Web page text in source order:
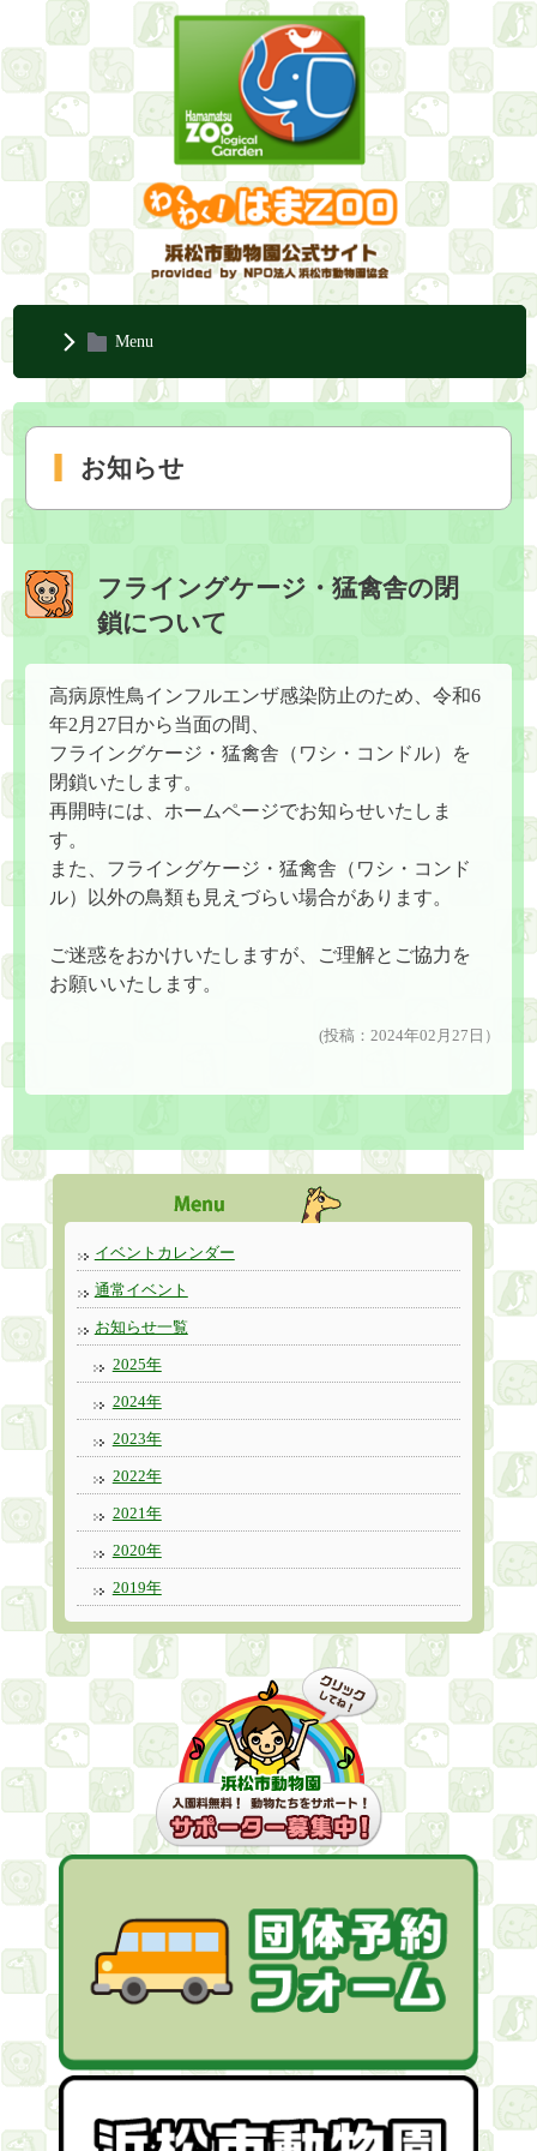
Menu
お知らせ
フライングケージ・猛禽舎の閉
鎖について
高病原性鳥インフルエンザ感染防止のため、令和6
年2月27日から当面の間、
フライングケージ・猛禽舎（ワシ・コンドル）を
閉鎖いたします。
再開時には、ホームページでお知らせいたしま
す。
また、フライングケージ・猛禽舎（ワシ・コンド
ル）以外の鳥類も見えづらい場合があります。
ご迷惑をおかけいたしますが、ご理解とご協力を
お願いいたします。
(投稿：2024年02月27日）
イベントカレンダー
通常イベント
お知らせ一覧
2025年
2024年
2023年
2022年
2021年
2020年
2019年